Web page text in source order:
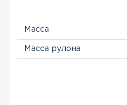
Масса
Масса рулона